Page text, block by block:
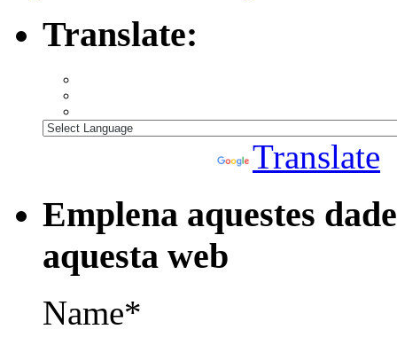
Translate:
Translate
Emplena aquestes
aquesta web
Name*